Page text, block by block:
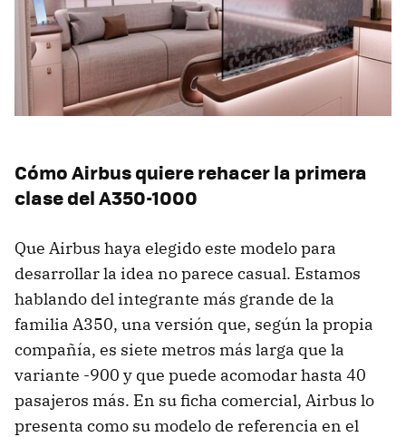
Cómo Airbus quiere rehacer la primera
clase del A350-1000
Que Airbus haya elegido este modelo para
desarrollar la idea no parece casual. Estamos
hablando del integrante más grande de la
familia A350, una versión que, según la propia
compañía, es siete metros más larga que la
variante -900 y que puede acomodar hasta 40
pasajeros más. En su ficha comercial, Airbus lo
presenta como su modelo de referencia en el